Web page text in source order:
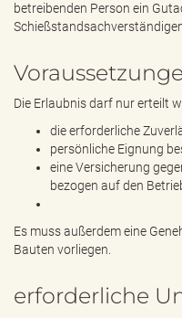
betreibenden Person ein
Die Erlaubnis darf nur erteilt
die erforderliche
persönliche Eignung
eine Versicherung
bezogen auf den
Es muss außerdem eine
Bauten vorliegen.
erforderliche